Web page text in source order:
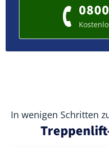
In wenigen Schritten